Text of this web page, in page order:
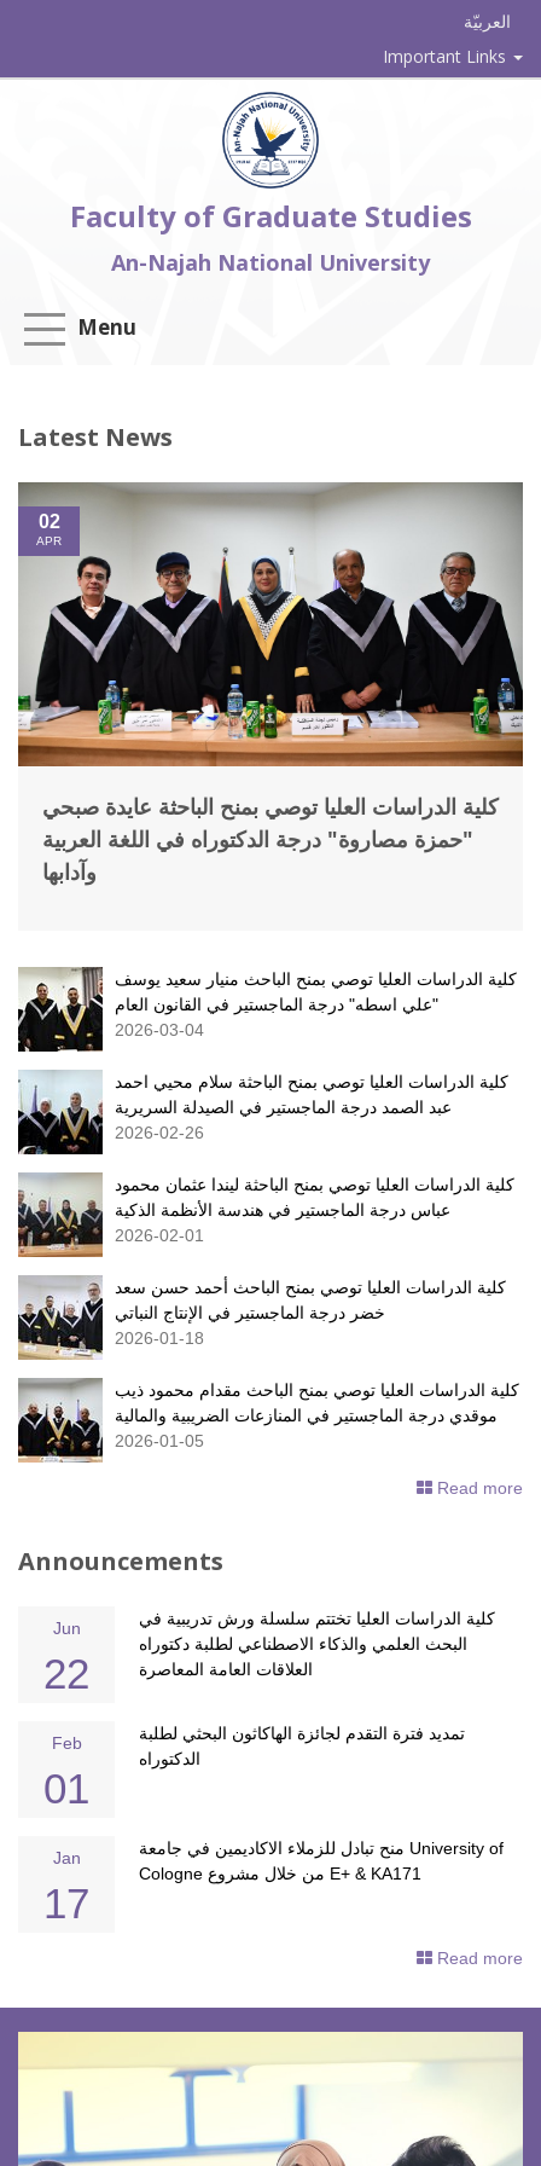
العربيّة
Important Links
Faculty of Graduate Studies
An-Najah National University
Menu
Latest News
02
APR
كلية الدراسات العليا توصي بمنح الباحثة عايدة صبحي
"حمزة مصاروة" درجة الدكتوراه في اللغة العربية
وآدابها
كلية الدراسات العليا توصي بمنح الباحث منيار سعيد يوسف
"علي اسطه" درجة الماجستير في القانون العام
2026-03-04
كلية الدراسات العليا توصي بمنح الباحثة سلام محيي احمد
عبد الصمد درجة الماجستير في الصيدلة السريرية
2026-02-26
كلية الدراسات العليا توصي بمنح الباحثة ليندا عثمان محمود
عباس درجة الماجستير في هندسة الأنظمة الذكية
2026-02-01
كلية الدراسات العليا توصي بمنح الباحث أحمد حسن سعد
خضر درجة الماجستير في الإنتاج النباتي
2026-01-18
كلية الدراسات العليا توصي بمنح الباحث مقدام محمود ذيب
موقدي درجة الماجستير في المنازعات الضريبية والمالية
2026-01-05
Read more
Announcements
Jun
22
كلية الدراسات العليا تختتم سلسلة ورش تدريبية في
البحث العلمي والذكاء الاصطناعي لطلبة دكتوراه
العلاقات العامة المعاصرة
Feb
01
تمديد فترة التقدم لجائزة الهاكاثون البحثي لطلبة
الدكتوراه
Jan
17
منح تبادل للزملاء الاكاديمين في جامعة University of
Cologne من خلال مشروع E+ & KA171
Read more